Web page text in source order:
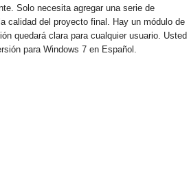
Solo necesita agregar una serie de
calidad del proyecto final. Hay un módulo de
quedará clara para cualquier usuario. Usted
para Windows 7 en Español.